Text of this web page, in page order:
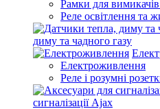
Рамки для вимикачів
Реле освітлення та
диму та чадного газу
Електроживлення
Реле і розумні
сигналізації Ajax